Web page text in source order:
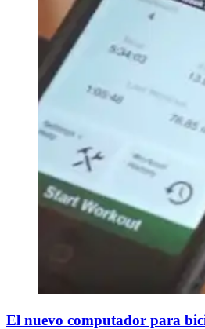
El nuevo computador para